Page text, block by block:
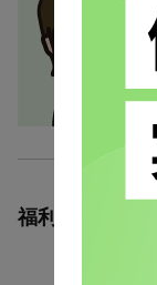
福利厚生研究所